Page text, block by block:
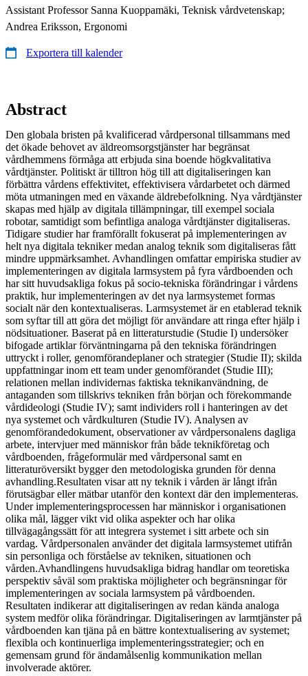
Assistant Professor Sanna Kuoppamäki, Teknisk vårdvetenskap;
Andrea Eriksson, Ergonomi
Exportera till kalender
Abstract
Den globala bristen på kvalificerad vårdpersonal tillsammans med
det ökade behovet av äldreomsorgstjänster har begränsat
vårdhemmens förmåga att erbjuda sina boende högkvalitativa
vårdtjänster. Politiskt är tilltron hög till att digitaliseringen kan
förbättra vårdens effektivitet, effektivisera vårdarbetet och därmed
möta utmaningen med en växande äldrebefolkning. Nya vårdtjänster
skapas med hjälp av digitala tillämpningar, till exempel sociala
robotar, samtidigt som befintliga analoga vårdtjänster digitaliseras.
Tidigare studier har framförallt fokuserat på implementeringen av
helt nya digitala tekniker medan analog teknik som digitaliseras fått
mindre uppmärksamhet. Avhandlingen omfattar empiriska studier av
implementeringen av digitala larmsystem på fyra vårdboenden och
har sitt huvudsakliga fokus på socio-tekniska förändringar i vårdens
praktik, hur implementeringen av det nya larmsystemet formas
socialt när den kontextualiseras. Larmsystemet är en etablerad teknik
som syftar till att göra det möjligt för användare att ringa efter hjälp i
nödsituationer. Baserat på en litteraturstudie (Studie I) undersöker
bifogade artiklar förväntningarna på den tekniska förändringen
uttryckt i roller, genomförandeplaner och strategier (Studie II); skilda
uppfattningar inom ett team under genomförandet (Studie III);
relationen mellan individernas faktiska teknikanvändning, de
antaganden som tillskrivs tekniken från början och förekommande
vårdideologi (Studie IV); samt individers roll i hanteringen av det
nya systemet och vårdkulturen (Studie IV). Analysen av
genomförandedokument, observationer av vårdpersonalens dagliga
arbete, intervjuer med människor från både teknikföretag och
vårdboenden, frågeformulär med vårdpersonal samt en
litteraturöversikt bygger den metodologiska grunden för denna
avhandling.Resultaten visar att ny teknik i vården är långt ifrån
förutsägbar eller mätbar utanför den kontext där den implementeras.
Under implementeringsprocessen har människor i organisationen
olika mål, lägger vikt vid olika aspekter och har olika
tillvägagångssätt för att integrera systemet i sitt arbete och sin
vardag. Vårdpersonalen använder det digitala larmsystemet utifrån
sin personliga och förståelse av tekniken, situationen och
vården.Avhandlingens huvudsakliga bidrag handlar om teoretiska
perspektiv såväl som praktiska möjligheter och begränsningar för
implementeringen av sociala larmsystem på vårdboenden.
Resultaten indikerar att digitaliseringen av redan kända analoga
system medför olika förändringar. Digitaliseringen av larmtjänster på
vårdboenden kan tjäna på en bättre kontextualisering av systemet;
flexibla och kontinuerliga implementeringsstrategier; och en
gemensam grund för ändamålsenlig kommunikation mellan
involverade aktörer.